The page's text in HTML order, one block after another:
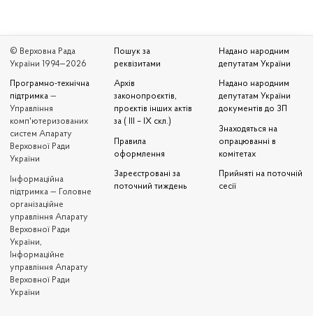
© Верховна Рада
України 1994—2026
Програмно-технічна
підтримка —
Управління
комп'ютеризованих
систем Апарату
Верховної Ради
України
Iнформаційна
підтримка — Головне
організаційне
управління Апарату
Верховної Ради
України,
Інформаційне
управління Апарату
Верховної Ради
України
Пошук за
реквізитами
Архів
законопроєктів,
проєктів інших актів
за ( III – IX скл.)
Правила
оформлення
Зареєстровані за
поточний тиждень
Надано народним
депутатам України
Надано народним
депутатам України
документів до ЗП
Знаходяться на
опрацюванні в
комітетах
Прийняті на поточній
сесії